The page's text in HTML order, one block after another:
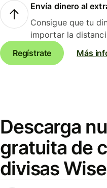
Envía dinero al
Consigue que tu
importar la
Regístrate
Más
Descarga
gratuita de
divisas Wise